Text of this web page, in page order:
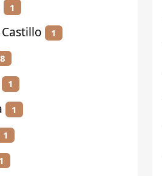
1
1
8
1
1
1
1